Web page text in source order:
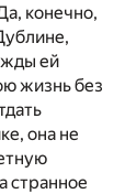
конечно,
ей
жизнь без
она не
странное